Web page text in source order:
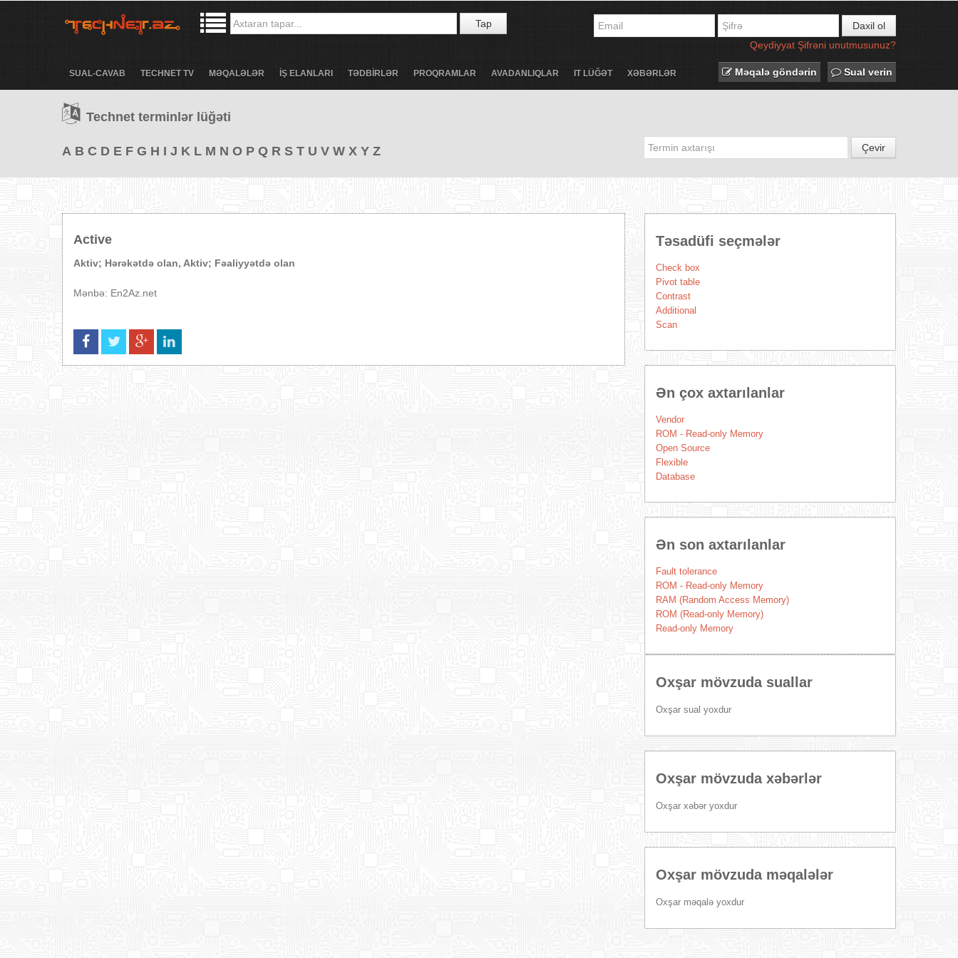
Tap
Daxil ol
Qeydiyyat Şifrəni unutmusunuz?
SUAL-CAVAB TECHNET TV MƏQALƏLƏR İŞ ELANLARI TƏDBİRLƏR PROQRAMLAR AVADANLIQLAR IT LÜĞƏT XƏBƏRLƏR Məqalə göndərin Sual verin
Technet terminlər lüğəti
A B C D E F G H I J K L M N O P Q R S T U V W X Y Z Çevir
Active
Aktiv; Hərəkətdə olan, Aktiv; Fəaliyyətdə olan
Mənbə: En2Az.net
Təsadüfi seçmələr
Check box
Pivot table
Contrast
Additional
Scan
Ən çox axtarılanlar
Vendor
ROM - Read-only Memory
Open Source
Flexible
Database
Ən son axtarılanlar
Fault tolerance
ROM - Read-only Memory
RAM (Random Access Memory)
ROM (Read-only Memory)
Read-only Memory
Oxşar mövzuda suallar
Oxşar sual yoxdur
Oxşar mövzuda xəbərlər
Oxşar xəbər yoxdur
Oxşar mövzuda məqalələr
Oxşar məqalə yoxdur